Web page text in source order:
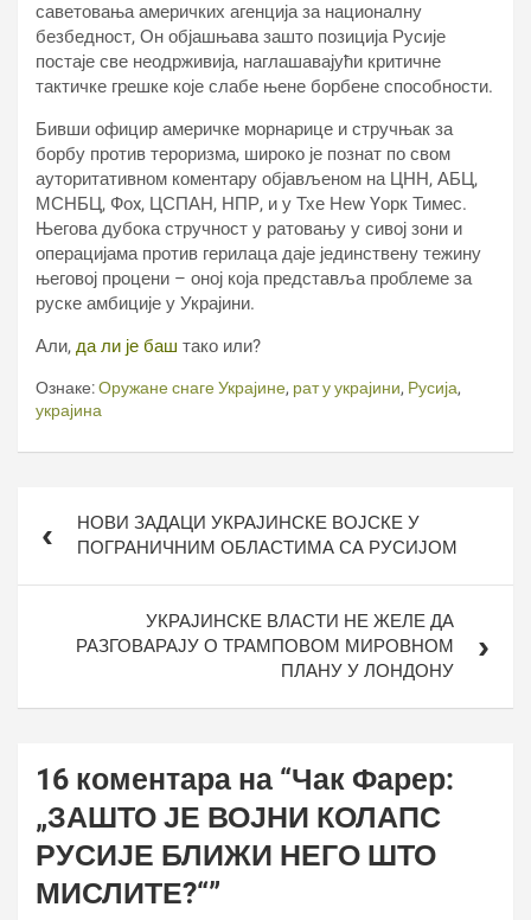
саветовања америчких агенција за националну
безбедност, Он објашњава зашто позиција Русије
постаје све неодрживија, наглашавајући критичне
тактичке грешке које слабе њене борбене способности.
Бивши официр америчке морнарице и стручњак за
борбу против тероризма, широко је познат по свом
ауторитативном коментару објављеном на ЦНН, АБЦ,
МСНБЦ, Фоx, ЦСПАН, НПР, и у Тхе Неw Yорк Тимес.
Његова дубока стручност у ратовању у сивој зони и
операцијама против герилаца даје јединствену тежину
његовој процени – оној која представља проблеме за
руске амбиције у Украјини.
Али, да ли је баш тако или?
Ознаке:Оружане снаге Украјине, рат у украјини, Русија,
украјина
чланкаНОВИ ЗАДАЦИ УКРАЈИНСКЕ ВОЈСКЕ У
ПОГРАНИЧНИМ ОБЛАСТИМА СА РУСИЈОМ
УКРАЈИНСКЕ ВЛАСТИ НЕ ЖЕЛЕ ДА
РАЗГОВАРАЈУ О ТРАМПОВОМ МИРОВНОМ
ПЛАНУ У ЛОНДОНУ
16 коментара на “Чак Фарер:
„ЗАШТО ЈЕ ВОЈНИ КОЛАПС
РУСИЈЕ БЛИЖИ НЕГО ШТО
МИСЛИТЕ?“”